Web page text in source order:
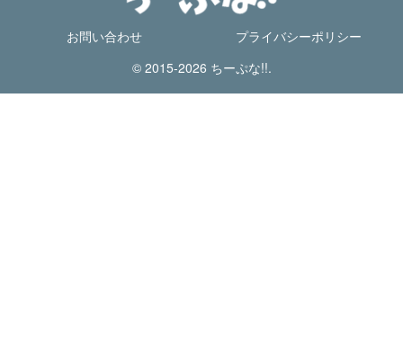
お問い合わせ
プライバシーポリシー
© 2015-2026 ちーぷな!!.